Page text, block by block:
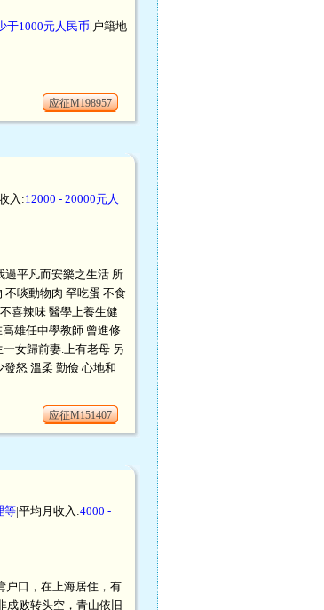
于1000元人民币|户籍地
应征M198957
入:12000 - 20000元人
過平凡而安樂之生活 所
不啖動物肉 罕吃蛋 不食
喜辣味 醫學上養生健
雄任中學教師 曾進修
女歸前妻.上有老母 另
怒 溫柔 勤儉 心地和
应征M151407
等|平均月收入:4000 -
户口，在上海居住，有
成败转头空，青山依旧